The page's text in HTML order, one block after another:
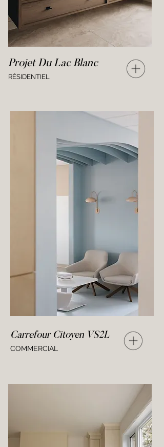
Projet Du Lac Blanc
RÉSIDENTIEL
Carrefour Citoyen VS2L
COMMERCIAL